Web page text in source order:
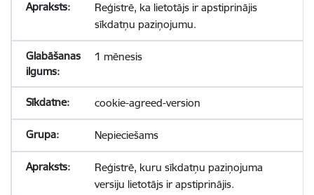
Reģistrē, ka lietotājs ir apstiprinājis
sīkdatņu paziņojumu.
1 mēnesis
cookie-agreed-version
Nepieciešams
Reģistrē, kuru sīkdatņu paziņojuma
versiju lietotājs ir apstiprinājis.